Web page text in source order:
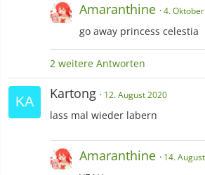
Amaranthine 4.
go away princess celestia
2 weitere Antworten
Kartong 12. August 2020
lass mal wieder labern
Amaranthine 14.